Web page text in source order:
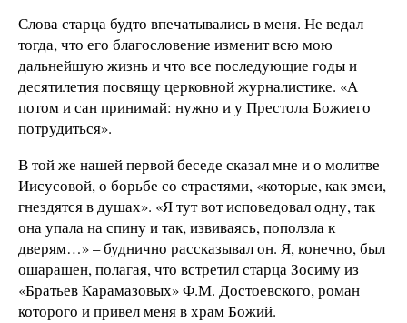
Слова старца будто впечатывались в меня. Не ведал
тогда, что его благословение изменит всю мою
дальнейшую жизнь и что все последующие годы и
десятилетия посвящу церковной журналистике. «А
потом и сан принимай: нужно и у Престола Божиего
потрудиться».
В той же нашей первой беседе сказал мне и о молитве
Иисусовой, о борьбе со страстями, «которые, как змеи,
гнездятся в душах». «Я тут вот исповедовал одну, так
она упала на спину и так, извиваясь, поползла к
дверям…» – буднично рассказывал он. Я, конечно, был
ошарашен, полагая, что встретил старца Зосиму из
«Братьев Карамазовых» Ф.М. Достоевского, роман
которого и привел меня в храм Божий.